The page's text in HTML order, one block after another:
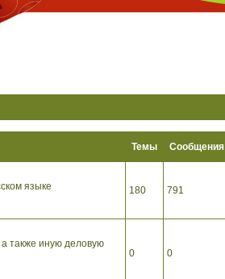
Темы Сообщения
языке
180 791
а также иную деловую
0 0